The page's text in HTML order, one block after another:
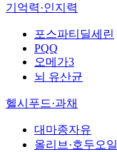
기억력·인지력
포스파티딜세린
PQQ
오메가3
뇌 유산균
헬시푸드·과채
대마종자유
올리브·호두오일